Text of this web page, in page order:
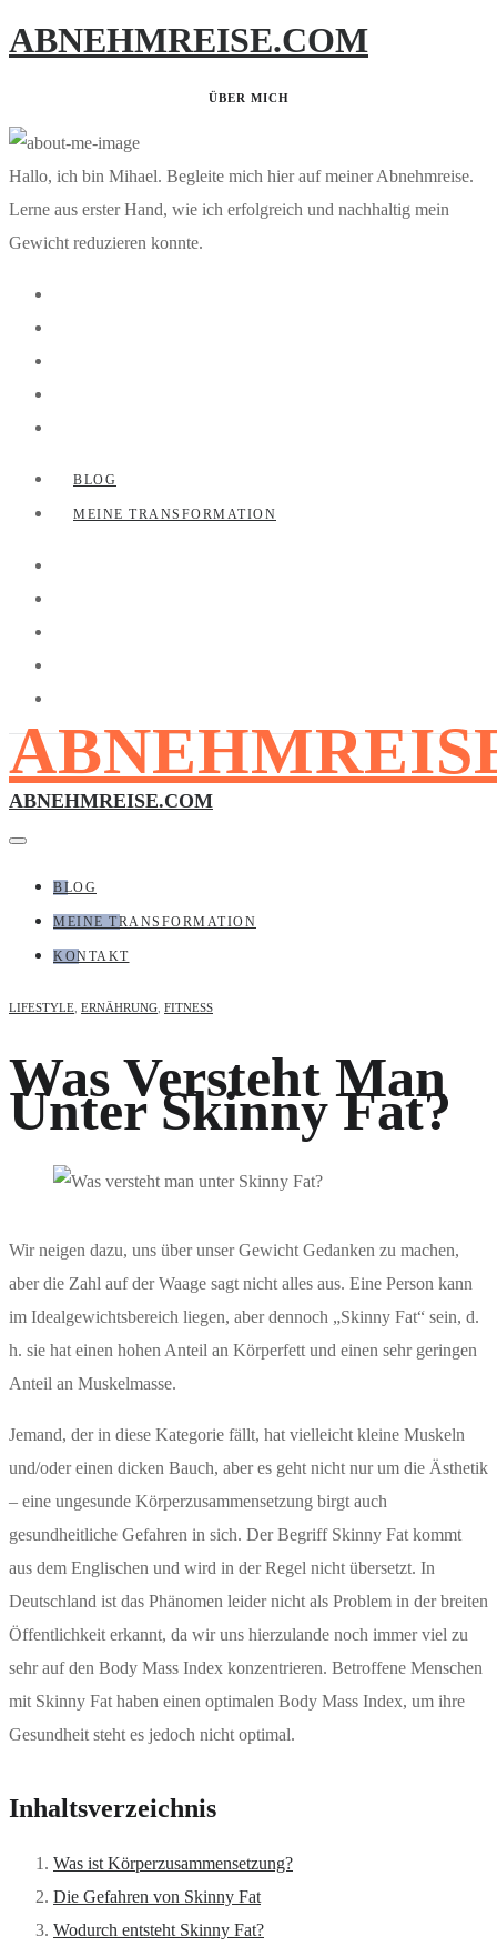
ABNEHMREISE.COM
ÜBER MICH
Hallo, ich bin Mihael. Begleite mich hier auf meiner Abnehmreise.
Lerne aus erster Hand, wie ich erfolgreich und nachhaltig mein
Gewicht reduzieren konnte.
BLOG
MEINE TRANSFORMATION
ABNEHMREISE.COM
BLOG
MEINE TRANSFORMATION
KONTAKT
LIFESTYLE ERNÄHRUNG FITNESS
Was Versteht Man
Unter Skinny Fat?
Wir neigen dazu, uns über unser Gewicht Gedanken zu machen,
aber die Zahl auf der Waage sagt nicht alles aus. Eine Person kann
im Idealgewichtsbereich liegen, aber dennoch „Skinny Fat“ sein, d.
h. sie hat einen hohen Anteil an Körperfett und einen sehr geringen
Anteil an Muskelmasse.
Jemand, der in diese Kategorie fällt, hat vielleicht kleine Muskeln
und/oder einen dicken Bauch, aber es geht nicht nur um die Ästhetik
– eine ungesunde Körperzusammensetzung birgt auch
gesundheitliche Gefahren in sich. Der Begriff Skinny Fat kommt
aus dem Englischen und wird in der Regel nicht übersetzt. In
Deutschland ist das Phänomen leider nicht als Problem in der breiten
Öffentlichkeit erkannt, da wir uns hierzulande noch immer viel zu
sehr auf den Body Mass Index konzentrieren. Betroffene Menschen
mit Skinny Fat haben einen optimalen Body Mass Index, um ihre
Gesundheit steht es jedoch nicht optimal.
Inhaltsverzeichnis
Was ist Körperzusammensetzung?
Die Gefahren von Skinny Fat
Wodurch entsteht Skinny Fat?